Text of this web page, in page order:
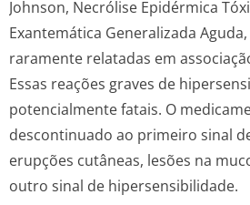
Johnson, Necrólise Epidérmica
Exantemática Generalizada
raramente relatadas em
Essas reações graves de
potencialmente fatais. O
descontinuado ao primeiro sinal
erupções cutâneas, lesões na
outro sinal de hipersensibilidade.